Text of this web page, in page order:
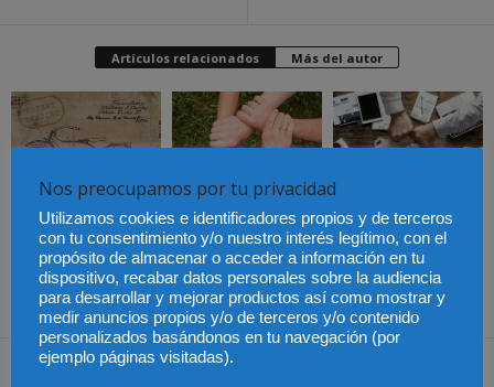
Artículos relacionados Más del autor
Cómo proteger tu
propiedad intelectual en
el extranjero: claves
lingüísticas y jurídicas
El Pleno del CGPJ
aprueba el informe al
anteproyecto de Ley de
Familias por
unanimidad
Últimas modificaciones
en la Ley de Sociedades
de Capital
Dejar una respuesta
Nos preocupamos por tu privacidad
Utilizamos cookies e identificadores propios y de terceros
con tu consentimiento y/o nuestro interés legítimo, con el
propósito de almacenar o acceder a información en tu
dispositivo, recabar datos personales sobre la audiencia
para desarrollar y mejorar productos así como mostrar y
medir anuncios propios y/o de terceros y/o contenido
personalizados basándonos en tu navegación (por
ejemplo páginas visitadas).